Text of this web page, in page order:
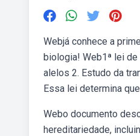
Webjá conhece a
biologia! Web1ª lei de
alelos 2. Estudo da
Essa lei determina
Webo documento
hereditariedade,